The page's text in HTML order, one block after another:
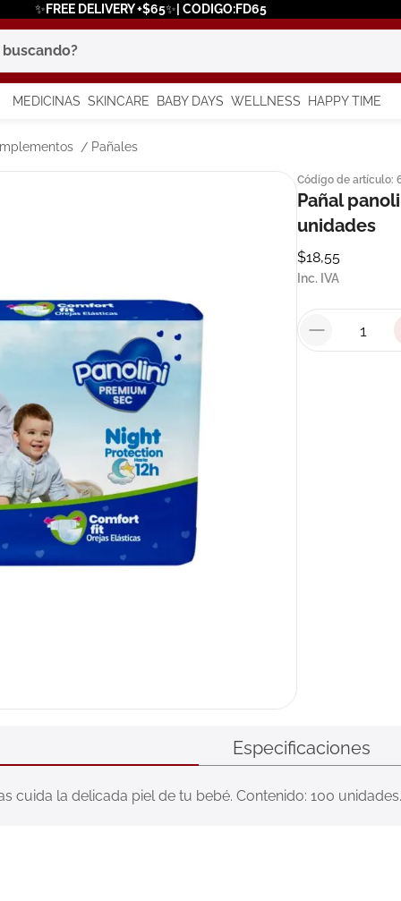
✨FREE DELIVERY +$65✨| CODIGO:FD65
MEDICINAS SKINCARE BABY DAYS WELLNESS HAPPY TIME
Pañales
Código de artículo:
Pañal
unidades
$18,55
Inc. IVA
Especificaciones
cuida la delicada piel de tu bebé. Contenido: 100 unidades.
más buscados